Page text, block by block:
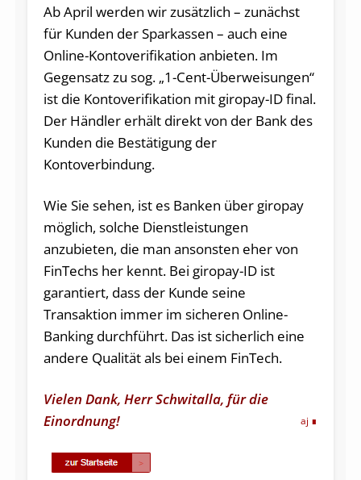
Ab April werden wir zusätzlich – zunächst
für Kunden der Sparkassen – auch eine
Online-Kontoverifikation anbieten. Im
Gegensatz zu sog. „1-Cent-Überweisungen“
ist die Kontoverifikation mit giropay-ID final.
Der Händler erhält direkt von der Bank des
Kunden die Bestätigung der
Kontoverbindung.
Wie Sie sehen, ist es Banken über giropay
möglich, solche Dienstleistungen
anzubieten, die man ansonsten eher von
FinTechs her kennt. Bei giropay-ID ist
garantiert, dass der Kunde seine
Transaktion immer im sicheren Online-
Banking durchführt. Das ist sicherlich eine
andere Qualität als bei einem FinTech.
Vielen Dank, Herr Schwitalla, für die
Einordnung!
aj